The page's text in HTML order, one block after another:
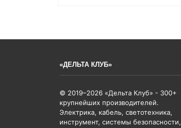
«ДЕЛЬТА КЛУБ»
© 2019–2026 «Дельта Клуб» - 300+
крупнейших производителей.
Электрика, кабель, светотехника,
инструмент, системы безопасности,